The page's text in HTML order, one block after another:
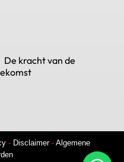
De kracht van de
- Disclaimer - Algemene